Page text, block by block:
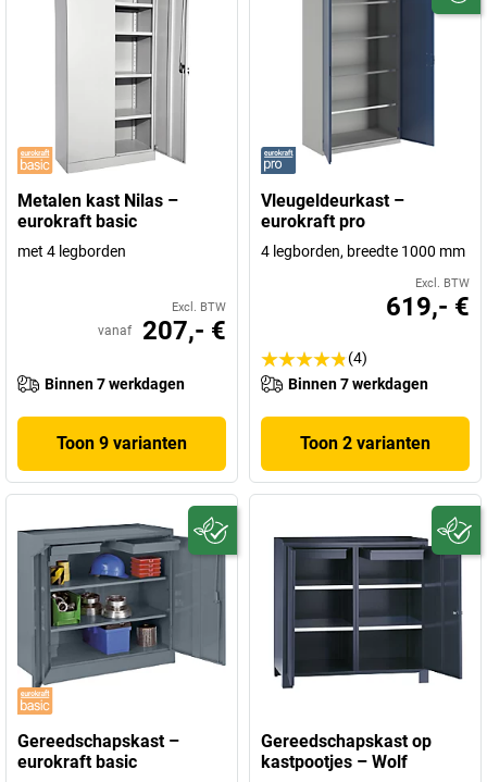
Metalen kast Nilas –
eurokraft basic
met 4 legborden
Excl. BTW
vanaf 207,- €
Binnen 7 werkdagen
Toon 9 varianten
Vleugeldeurkast –
eurokraft pro
4 legborden, breedte 1000 mm
Excl. BTW
619,- €
(4)
Binnen 7 werkdagen
Toon 2 varianten
Gereedschapskast –
eurokraft basic
Gereedschapskast op
kastpootjes – Wolf